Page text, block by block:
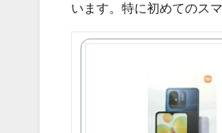
います。特に初めてのス